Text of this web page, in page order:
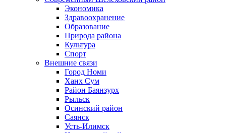
Экономика
Здравоохранение
Образование
Природа района
Культура
Спорт
Внешние связи
Город Номи
Ханх Сум
Район Баянзурх
Рыльск
Осинский район
Саянск
Усть-Илимск